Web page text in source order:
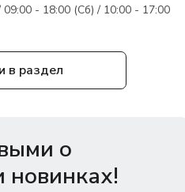
в раздел
- 18:00 (Сб) / 10:00 - 17:00
о
новинках!